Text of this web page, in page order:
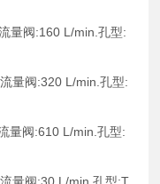
量阀:160 L/min.孔型:
量阀:320 L/min.孔型:
量阀:610 L/min.孔型:
量阀:30 L/min.孔型:T